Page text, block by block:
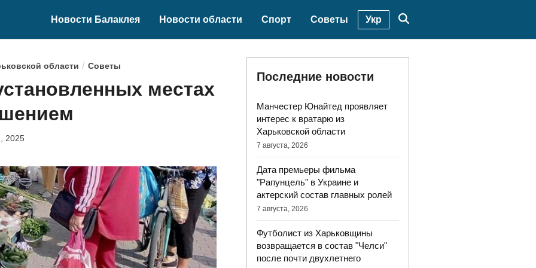
Новости Балаклея Новости области Спорт Советы Укр
области / Советы
местах
2025
Последние новости
Манчестер Юнайтед проявляет
интерес к вратарю из
Харьковской области
7 августа, 2026
Дата премьеры фильма
"Рапунцель" в Украине и
актерский состав главных ролей
7 августа, 2026
Футболист из Харьковщины
возвращается в состав "Челси"
после почти двухлетнего